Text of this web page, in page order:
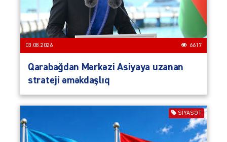
03.08.2026 6617
Qarabağdan Mərkəzi Asiyaya uzanan
strateji əməkdaşlıq
SIYASƏT